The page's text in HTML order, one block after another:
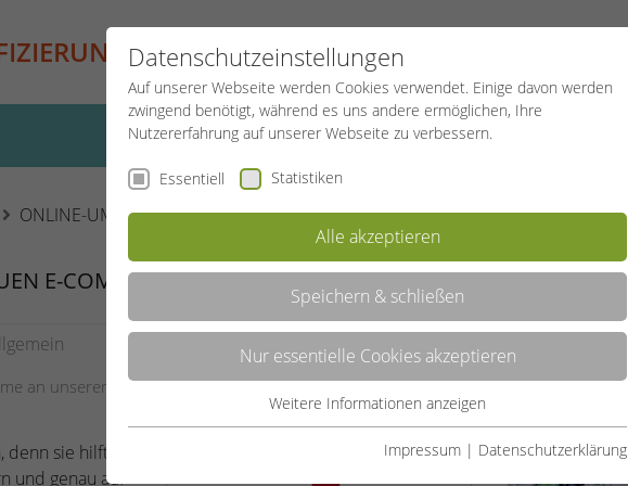
PROJEKTE SPORTREISEN
ONLINE-UMFRAGE ZUR NEUEN E-COMMERCE-PLATTFORM
E-COMMERCE-PLATTFORM
an unserer Online-Umfrage über unsere neue E-Commerce-
sie hilft uns,
und genau auf
Datenschutzeinstellungen
Auf unserer Webseite werden Cookies verwendet. Einige davon werden
zwingend benötigt, während es uns andere ermöglichen, Ihre
Nutzererfahrung auf unserer Webseite zu verbessern.
Essentiell Statistiken
Alle akzeptieren
Speichern & schließen
Nur essentielle Cookies akzeptieren
Essentielle Cookies werden für grundlegende Funktionen der
Weitere Informationen anzeigen
Impressum | Datenschutzerklärung